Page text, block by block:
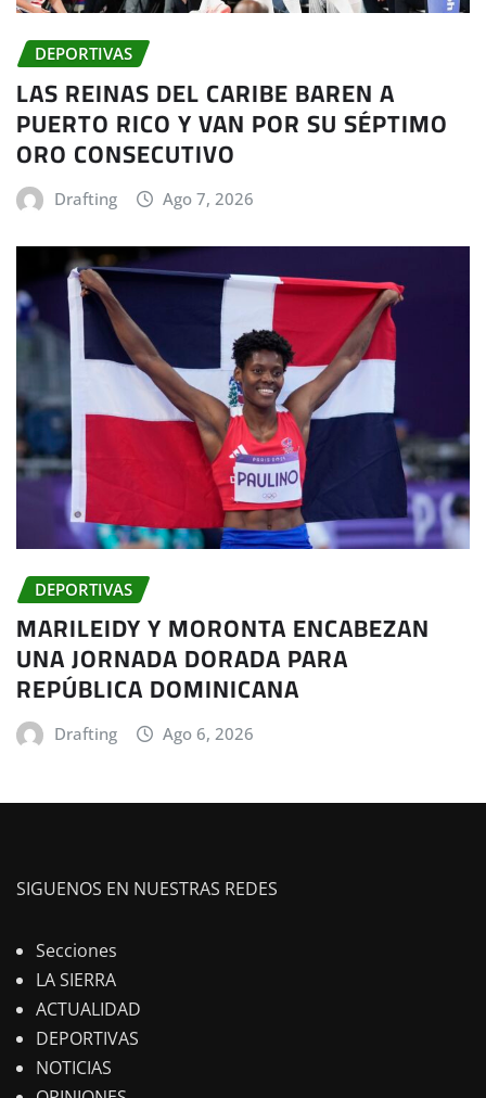
DEPORTIVAS
LAS REINAS DEL CARIBE BAREN A
PUERTO RICO Y VAN POR SU SÉPTIMO
ORO CONSECUTIVO
Drafting Ago 7, 2026
DEPORTIVAS
MARILEIDY Y MORONTA ENCABEZAN
UNA JORNADA DORADA PARA
REPÚBLICA DOMINICANA
Drafting Ago 6, 2026
SIGUENOS EN NUESTRAS REDES
Secciones
LA SIERRA
ACTUALIDAD
DEPORTIVAS
NOTICIAS